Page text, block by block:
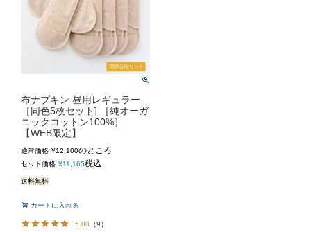
布ナプキン 昼用レギュラー
［同色5枚セット] ［純オーガ
ニックコットン100%］
【WEB限定】
通常価格 ¥12,100のところ
セット価格 ¥11,165税込
送料無料
カートに入れる
5.00 （9）